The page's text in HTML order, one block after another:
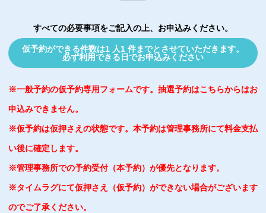
すべての必要事項をご記入の上、お申込みください。
仮予約ができる件数は1 人1 件までとさせていただきます。
必ず利用できる日でお申込みください
※一般予約の仮予約専用フォームです。抽選予約はこちらからはお
申込みできません。
※仮予約は仮押さえの状態です。本予約は管理事務所にて料金支払
い後に確定します。
※管理事務所での予約受付（本予約）が優先となります。
※タイムラグにて仮押さえ（仮予約）ができない場合がございます
のでご了承ください。